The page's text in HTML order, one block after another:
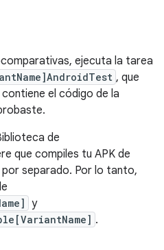
ejecuta la tarea
, que
el código de la
de
que compiles tu APK de
separado. Por lo tanto,
y
.